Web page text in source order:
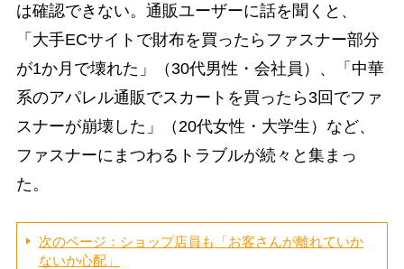
は確認できない。通販ユーザーに話を聞くと、
「大手ECサイトで財布を買ったらファスナー部分
が1か月で壊れた」（30代男性・会社員）、「中華
系のアパレル通販でスカートを買ったら3回でファ
スナーが崩壊した」（20代女性・大学生）など、
ファスナーにまつわるトラブルが続々と集まっ
た。
次のページ：ショップ店員も「お客さんが離れていか
ないか心配」